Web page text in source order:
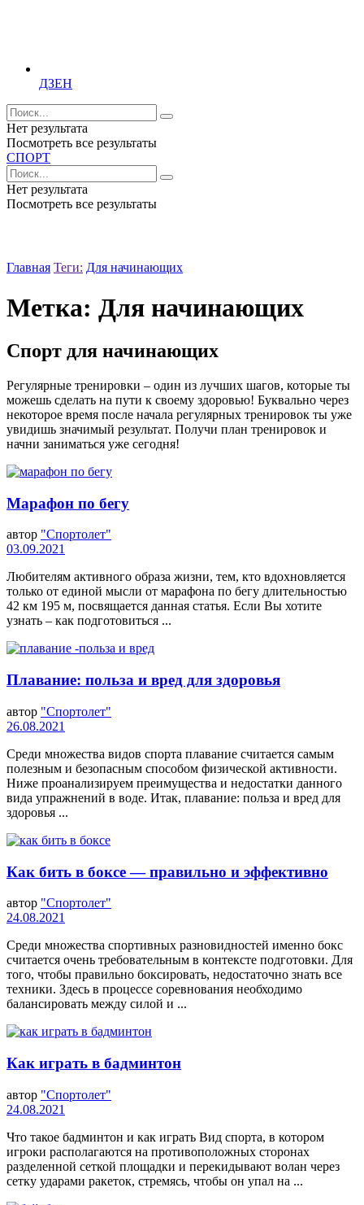
ДЗЕН
Нет результата
Посмотреть все результаты
СПОРТ
Нет результата
Посмотреть все результаты
Главная Теги: Для начинающих
Метка: Для начинающих
Спорт для начинающих
Регулярные тренировки – один из лучших шагов, которые ты
можешь сделать на пути к своему здоровью! Буквально через
некоторое время после начала регулярных тренировок ты уже
увидишь значимый результат. Получи план тренировок и
начни заниматься уже сегодня!
Марафон по бегу
автор "Спортолет"
03.09.2021
Любителям активного образа жизни, тем, кто вдохновляется
только от единой мысли от марафона по бегу длительностью
42 км 195 м, посвящается данная статья. Если Вы хотите
узнать – как подготовиться ...
Плавание: польза и вред для здоровья
автор "Спортолет"
26.08.2021
Среди множества видов спорта плавание считается самым
полезным и безопасным способом физической активности.
Ниже проанализируем преимущества и недостатки данного
вида упражнений в воде. Итак, плавание: польза и вред для
здоровья ...
Как бить в боксе — правильно и эффективно
автор "Спортолет"
24.08.2021
Среди множества спортивных разновидностей именно бокс
считается очень требовательным в контексте подготовки. Для
того, чтобы правильно боксировать, недостаточно знать все
техники. Здесь в процессе соревнования необходимо
балансировать между силой и ...
Как играть в бадминтон
автор "Спортолет"
24.08.2021
Что такое бадминтон и как играть Вид спорта, в котором
игроки располагаются на противоположных сторонах
разделенной сеткой площадки и перекидывают волан через
сетку ударами ракеток, стремясь, чтобы он упал на ...